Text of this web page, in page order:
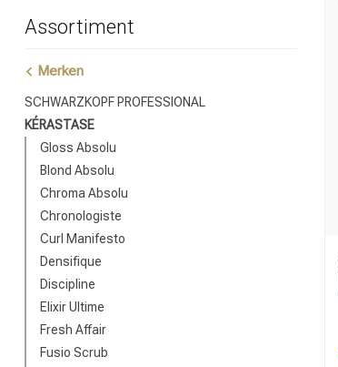
Assortiment
Merken
SCHWARZKOPF PROFESSIONAL
KÉRASTASE
Gloss Absolu
Blond Absolu
Chroma Absolu
Chronologiste
Curl Manifesto
Densifique
Discipline
Elixir Ultime
Fresh Affair
Fusio Scrub